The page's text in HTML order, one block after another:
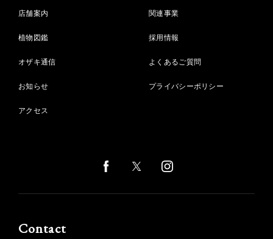
店舗案内
植物図鑑
オザキ通信
お知らせ
アクセス
関連事業
採用情報
よくあるご質問
プライバシーポリシー
Contact